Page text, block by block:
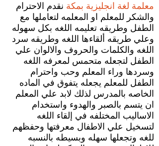
معلمة لغة انجليزية بمكة نقدم الاحترام
والشكر للمعلم او المعلمه لتعاملها مع
الطفل وطريقه تعليمه اللغه بكل سهوله
وعلي طريقه ألقاءها اللغه وطريقه سرد
اللغه والكلمات والحروف والالوان علي
الطفل لتجعله متحمس لمعرفه اللغه
وسردها وراء المعلم وحب واحترام
الطفل للمعلم يجعله يتفوق في الماده
الخاصه بالمدرس لذلك لابد علي المعلم
ان يتسم بالصبر والهدوء واستخدام
الاساليب المختلفه في إلقاء اللغه
لتسخيل علي الاطفال معرفتها وحفظهم
للغه وتجعلها سهله وبسيطه بالنسبه